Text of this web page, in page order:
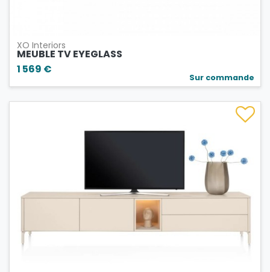
XO Interiors
MEUBLE TV EYEGLASS
1 569 €
Sur commande